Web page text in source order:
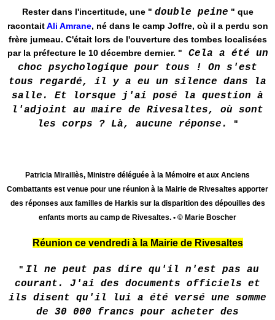
Rester dans l'incertitude, une " double peine " que
racontaitAli Amrane, né dans le camp Joffre, où il a perdu son
frère jumeau. C'était lors de l'ouverture des tombes localisées
par la préfecture le 10 décembre dernier. " Cela a été un
choc psychologique pour tous ! On s'est
tous regardé, il y a eu un silence dans la
salle. Et lorsque j'ai posé la question à
l'adjoint au maire de Rivesaltes, où sont
les corps ? Là, aucune réponse.
"
Patricia Miraillès, Ministre déléguée à la Mémoire et aux Anciens
Combattants est venue pour une réunion à la Mairie de Rivesaltes apporter
des réponses aux familles de Harkis sur la disparition des dépouilles des
enfants morts au camp de Rivesaltes. • © Marie Boscher
Réunion ce vendredi à la Mairie de Rivesaltes
" Il ne peut pas dire qu'il n'est pas au
courant. J'ai des documents officiels et
ils disent qu'il lui a été versé une somme
de 30 000 francs pour acheter des